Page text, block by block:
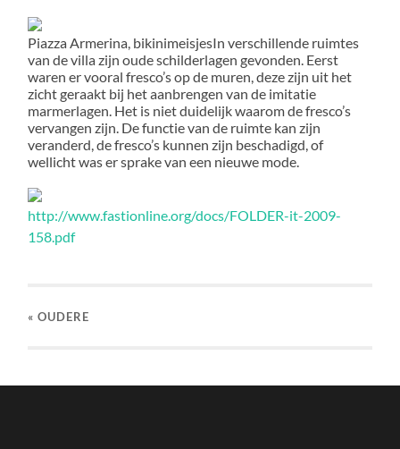
Piazza Armerina, bikinimeisjesIn verschillende ruimtes
van de villa zijn oude schilderlagen gevonden. Eerst
waren er vooral fresco’s op de muren, deze zijn uit het
zicht geraakt bij het aanbrengen van de imitatie
marmerlagen. Het is niet duidelijk waarom de fresco’s
vervangen zijn. De functie van de ruimte kan zijn
veranderd, de fresco’s kunnen zijn beschadigd, of
wellicht was er sprake van een nieuwe mode.
http://www.fastionline.org/docs/FOLDER-it-2009-
158.pdf
« OUDERE